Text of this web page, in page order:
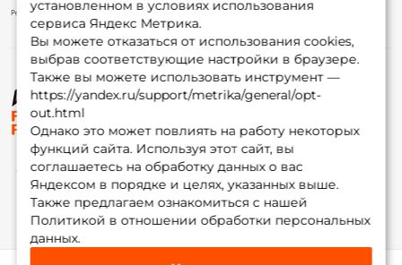
установленном в условиях использования
сервиса Яндекс Метрика.
Вы можете отказаться от использования cookies,
выбрав соответствующие настройки в браузере.
Также вы можете использовать инструмент —
https://yandex.ru/support/metrika/general/opt-
out.html
Однако это может повлиять на работу некоторых
функций сайта. Используя этот сайт, вы
соглашаетесь на обработку данных о вас
Яндексом в порядке и целях, указанных выше.
Также предлагаем ознакомиться с нашей
Политикой в отношении обработки персональных
данных.
© ФоксФишинг, 2009-2026